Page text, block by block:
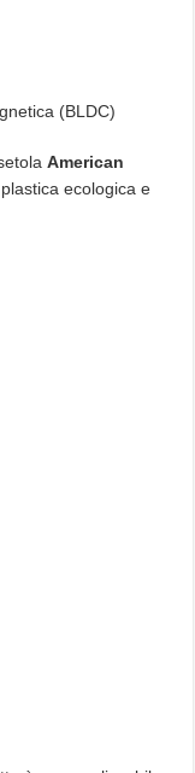
(BLDC)
American
plastica ecologica e